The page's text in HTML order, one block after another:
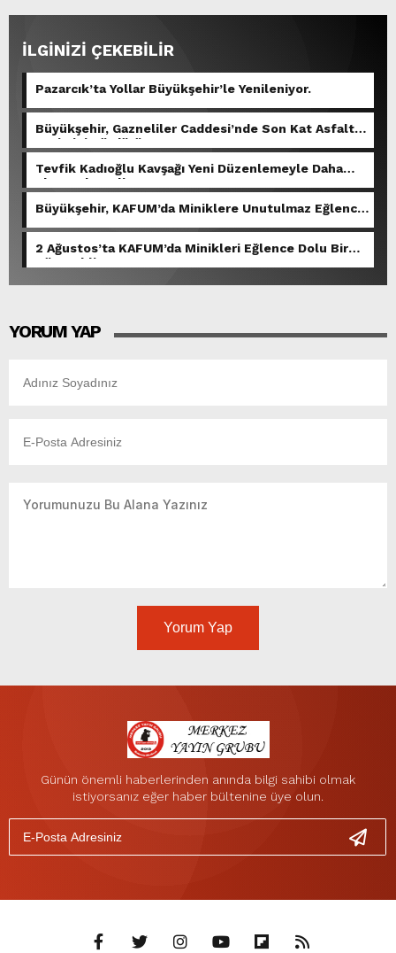
İLGİNİZİ ÇEKEBİLİR
Pazarcık’ta Yollar Büyükşehir’le Yenileniyor.
Büyükşehir, Gazneliler Caddesi’nde Son Kat Asfalt
Serimini Sürdürüyor.
Tevfik Kadıoğlu Kavşağı Yeni Düzenlemeyle Daha
Akıcı Hale Geliyor.
Büyükşehir, KAFUM’da Miniklere Unutulmaz Eğlence
2 Ağustos’ta KAFUM’da Minikleri Eğlence Dolu Bir
Gün Bekliyor.
YORUM YAP
Yorum Yap
Günün önemli haberlerinden anında bilgi sahibi olmak
istiyorsanız eğer haber bültenine üye olun.